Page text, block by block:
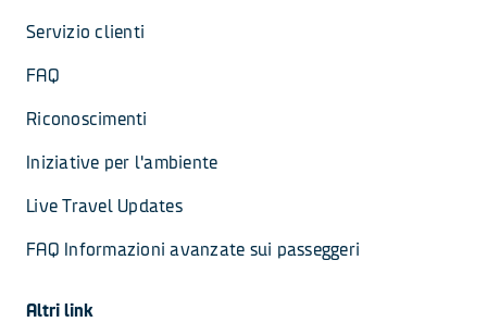
Servizio clienti
FAQ
Riconoscimenti
Iniziative per l'ambiente
Live Travel Updates
Altri link